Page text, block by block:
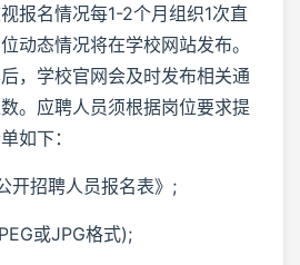
报名情况每1-2个月组织1次直
动态情况将在学校网站发布。
，学校官网会及时发布相关通
。应聘人员须根据岗位要求提
如下：
开招聘人员报名表》;
或JPG格式);